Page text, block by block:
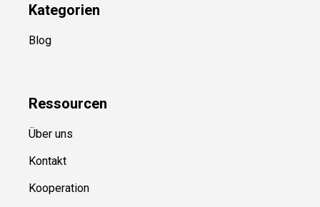
Kategorien
Blog
Ressourcen
Über uns
Kontakt
Kooperation